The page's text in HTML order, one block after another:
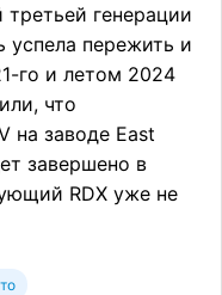
генерации
пережить и
го и летом 2024
что
на заводе East
завершено в
RDX уже не